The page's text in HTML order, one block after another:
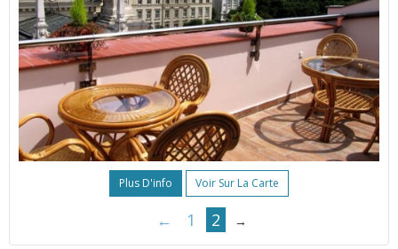
Plus D'info Voir Sur La Carte
← 1 2 →